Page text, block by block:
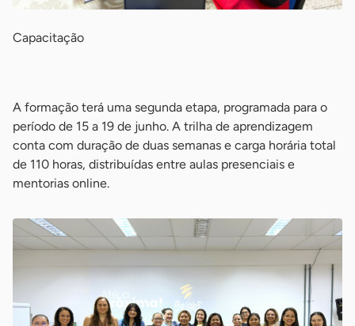
Capacitação
A formação terá uma segunda etapa, programada para o
período de 15 a 19 de junho. A trilha de aprendizagem
conta com duração de duas semanas e carga horária total
de 110 horas, distribuídas entre aulas presenciais e
mentorias online.